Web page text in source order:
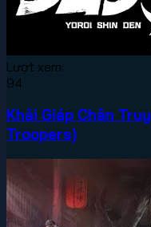
Lượt xem:
94
Khải Giáp Chân
Troopers)